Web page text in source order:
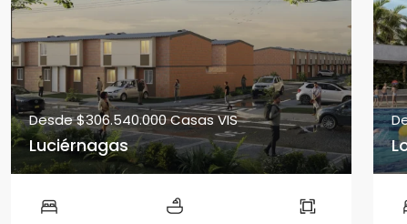
Desde$306.540.000Casas VIS
Luciérnagas